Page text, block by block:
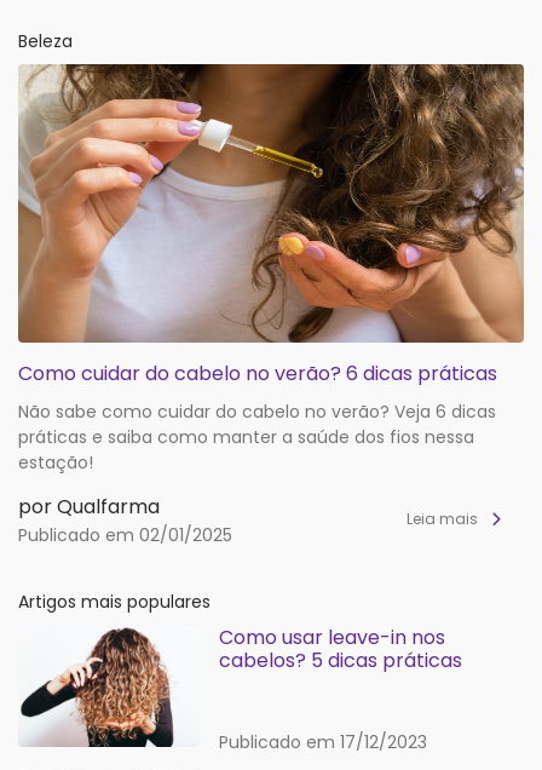
Beleza
Como cuidar do cabelo no verão? 6 dicas práticas
Não sabe como cuidar do cabelo no verão? Veja 6 dicas
práticas e saiba como manter a saúde dos fios nessa
estação!
por Qualfarma
Publicado em 02/01/2025
Leia mais
Artigos mais populares
Como usar leave-in nos
cabelos? 5 dicas práticas
Publicado em 17/12/2023